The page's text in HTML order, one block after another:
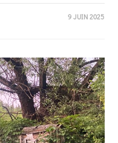
9 JUIN 2025